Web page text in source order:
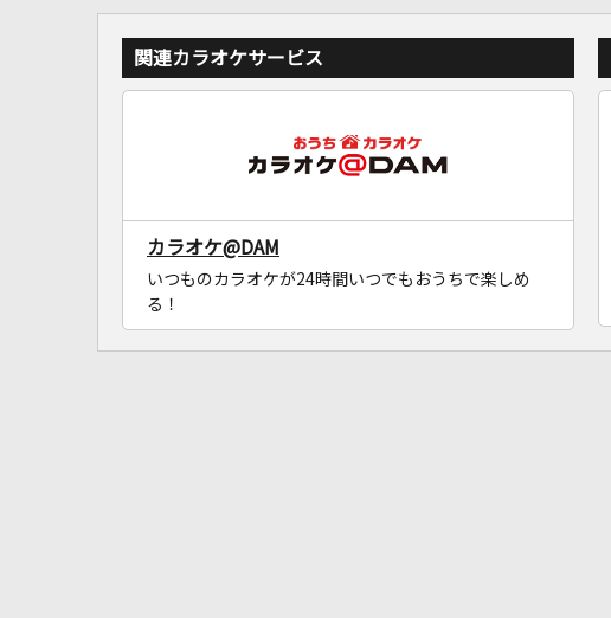
関連カラオケサービス
カラオケ@DAM
いつものカラオケが24時間いつでもおうちで楽しめ
る！